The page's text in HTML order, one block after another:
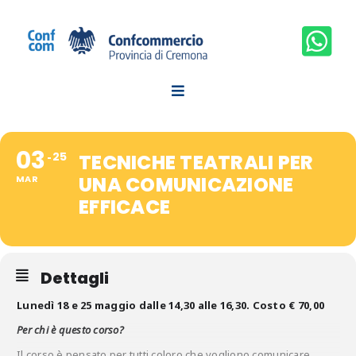
contenuto
03
MAR
25
TECNICHE TEATRALI PER
UNA COMUNICAZIONE
EFFICACE
Dettagli
Lunedì 18 e 25 maggio dalle 14,30 alle 16,30. Costo € 70,00
Per chi è questo corso?